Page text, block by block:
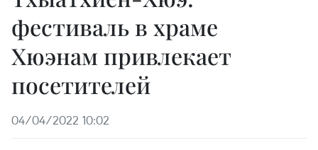
фестиваль в храме
Хюэнам привлекает
посетителей
04/04/2022 10:02